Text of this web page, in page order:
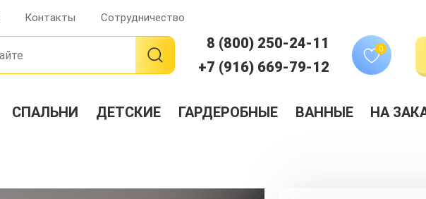
Контакты Сотрудничество
8 (800) 250-24-11
+7 (916) 669-79-12
0
СПАЛЬНИ ДЕТСКИЕ ГАРДЕРОБНЫЕ ВАННЫЕ НА